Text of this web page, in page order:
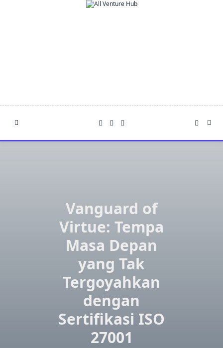
Vanguard of
Virtue: Tempa
Masa Depan
yang Tak
Tergoyahkan
dengan
Sertifikasi ISO
27001